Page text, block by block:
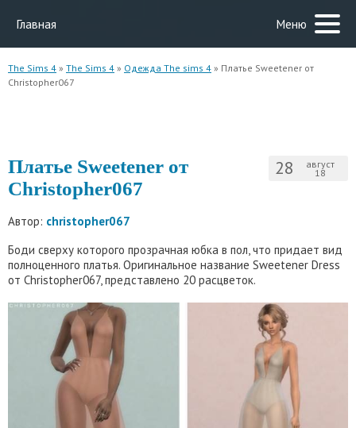
Главная Меню
The Sims 4 » The Sims 4 » Одежда The sims 4 » Платье Sweetener от
Christopher067
28 август
18
Платье Sweetener от
Christopher067
Автор: christopher067
Боди сверху которого прозрачная юбка в пол, что придает вид
полноценного платья. Оригинальное название Sweetener Dress
от Christopher067, представлено 20 расцветок.